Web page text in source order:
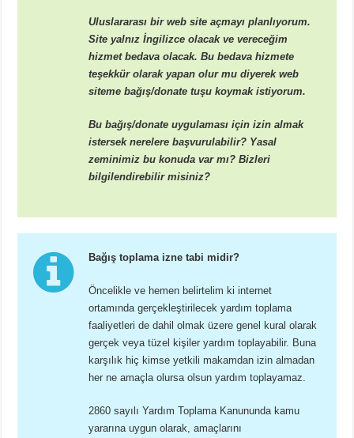
Uluslararası bir web site açmayı planlıyorum.
Site yalnız İngilizce olacak ve vereceğim
hizmet bedava olacak. Bu bedava hizmete
teşekkür olarak yapan olur mu diyerek web
siteme bağış/donate tuşu koymak istiyorum.
Bu bağış/donate uygulaması için izin almak
istersek nerelere başvurulabilir? Yasal
zeminimiz bu konuda var mı? Bizleri
bilgilendirebilir misiniz?
Bağış toplama izne tabi midir?
Öncelikle ve hemen belirtelim ki internet
ortamında gerçekleştirilecek yardım toplama
faaliyetleri de dahil olmak üzere genel kural olarak
gerçek veya tüzel kişiler yardım toplayabilir. Buna
karşılık hiç kimse yetkili makamdan izin almadan
her ne amaçla olursa olsun yardım toplayamaz.
2860 sayılı Yardım Toplama Kanununda kamu
yararına uygun olarak, amaçlarını